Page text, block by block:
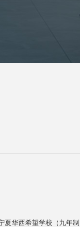
华西希望学校（九年